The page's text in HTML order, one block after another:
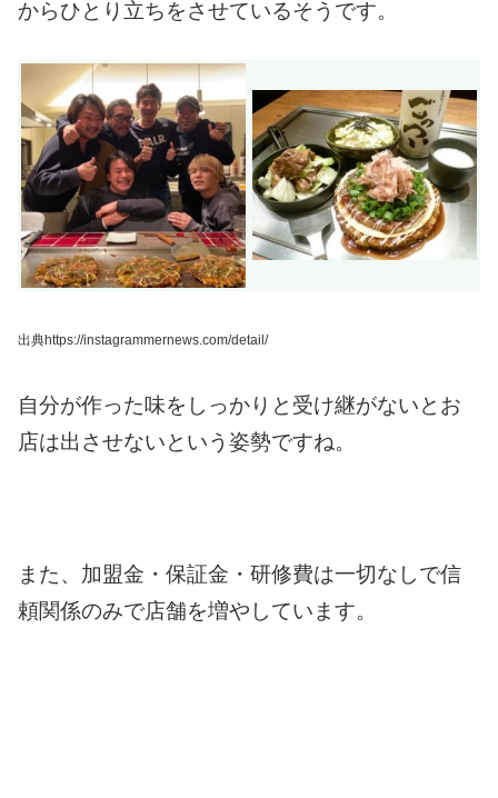
からひとり立ちをさせているそうです。
出典https://instagrammernews.com/detail/
自分が作った味をしっかりと受け継がないとお
店は出させないという姿勢ですね。
また、加盟金・保証金・研修費は一切なしで信
頼関係のみで店舗を増やしています。